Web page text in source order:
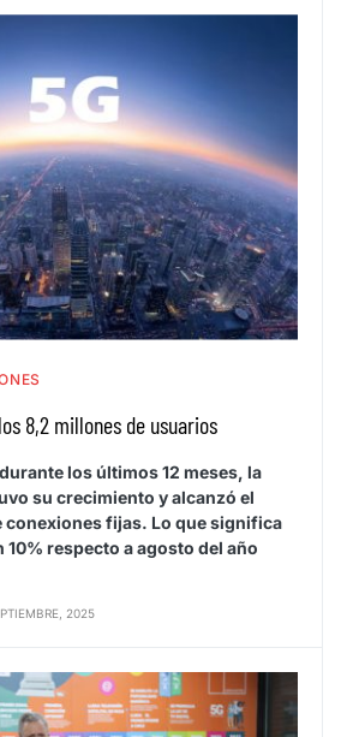
8,2 millones de usuarios
los últimos 12 meses, la
su crecimiento y alcanzó el
conexiones fijas. Lo que significa
10% respecto a agosto del año
2025